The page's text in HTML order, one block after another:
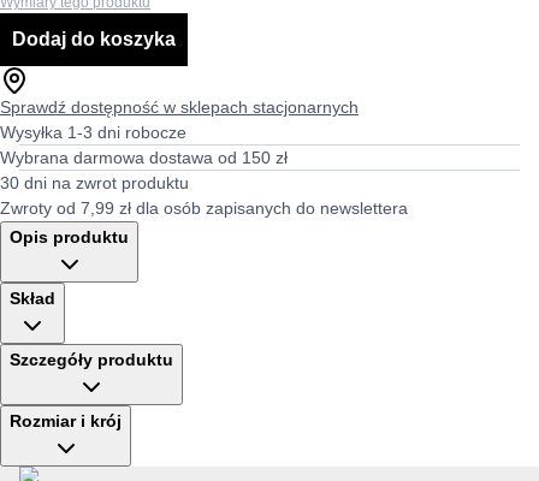
Dodaj do koszyka
Sprawdź dostępność w sklepach stacjonarnych
Wysyłka 1-3 dni robocze
Wybrana darmowa dostawa od 150 zł
30 dni na zwrot produktu
Zwroty od 7,99 zł dla osób zapisanych do newslettera
Opis produktu
Skład
Szczegóły produktu
Rozmiar i krój